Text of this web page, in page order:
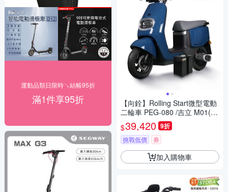
運動品類日限時↘結帳95折
滿1件享95折
【向銓】Rolling Start微型電動
二輪車 PEG-080 /吉立 M01(有
量16Ah鋰電池版/電動自行車)
$39,420 9折
挑戰低價 券
加入購物車